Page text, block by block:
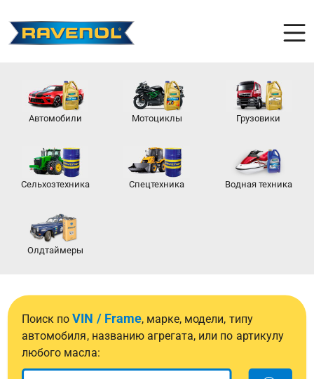
Автомобили Мотоциклы Грузовики
Сельхозтехника Спецтехника Водная техника
Олдтаймеры
Поиск поVIN / Frame, марке, модели, типу
автомобиля, названию агрегата, или по артикулу
любого масла: